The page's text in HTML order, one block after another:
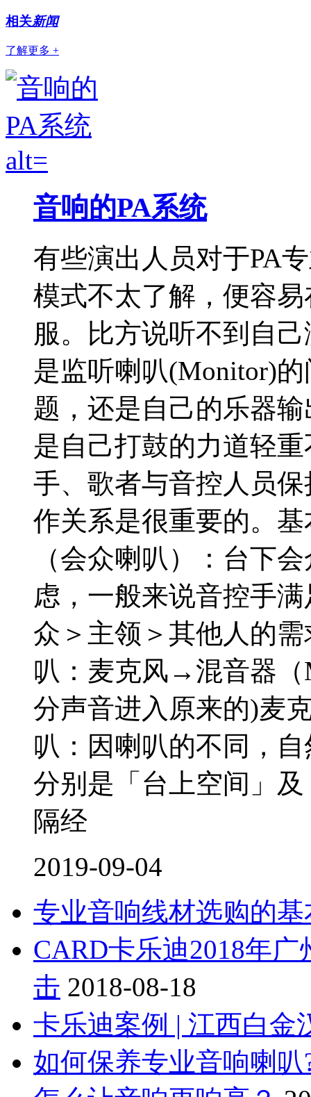
相关新闻
了解更多 +
音响的PA系统
有些演出人员对于PA
模式不太了解，便容
服。比方说听不到自
是监听喇叭(Monitor)
题，还是自己的乐器
是自己打鼓的力道轻
手、歌者与音控人员
作关系是很重要的。
（会众喇叭）：台下
虑，一般来说音控手
众＞主领＞其他人的
叭：麦克风→混音器
分声音进入原来的)麦
叭：因喇叭的不同，
分别是「台上空间」
隔经
2019-09-04
专业音响线材选购的
CARD卡乐迪2018年
击 2018-08-18
卡乐迪案例 | 江西白金
如何保养专业音响喇叭